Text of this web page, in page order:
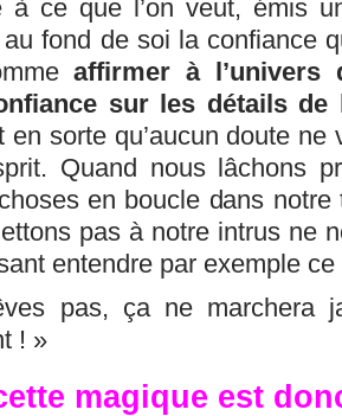
à ce que l’on veut, émis
fond de soi la confiance
affirmer à l’univers
sur les détails de
en sorte qu’aucun doute ne
Quand nous lâchons
en boucle dans
pas à notre intrus ne
entendre par exemple
pas, ça ne marchera
! »
magique est